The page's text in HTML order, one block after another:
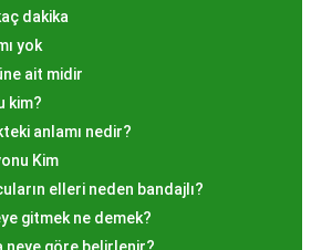
uygun bir hayır lokması
İstanbul
Nelere Dikkat
deneyimini daha özel
dakika
yok
ait midir
kim?
anlamı nedir?
Kim
elleri neden bandajlı?
gitmek ne demek?